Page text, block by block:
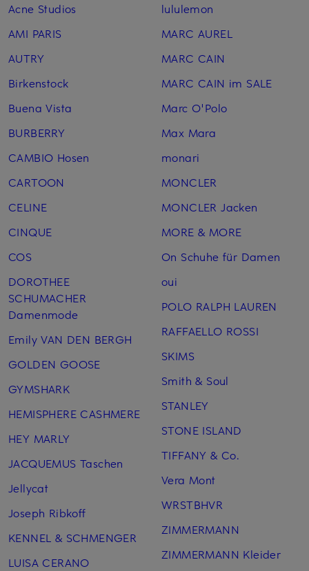
Acne Studios
AMI PARIS
AUTRY
Birkenstock
Buena Vista
BURBERRY
CAMBIO Hosen
CARTOON
CELINE
CINQUE
COS
DOROTHEE
SCHUMACHER
Damenmode
Emily VAN DEN BERGH
GOLDEN GOOSE
GYMSHARK
HEMISPHERE CASHMERE
HEY MARLY
JACQUEMUS Taschen
Jellycat
Joseph Ribkoff
KENNEL & SCHMENGER
LUISA CERANO
lululemon
MARC AUREL
MARC CAIN
MARC CAIN im SALE
Marc O'Polo
Max Mara
monari
MONCLER
MONCLER Jacken
MORE & MORE
On Schuhe für Damen
oui
POLO RALPH LAUREN
RAFFAELLO ROSSI
SKIMS
Smith & Soul
STANLEY
STONE ISLAND
TIFFANY & Co.
Vera Mont
WRSTBHVR
ZIMMERMANN
ZIMMERMANN Kleider